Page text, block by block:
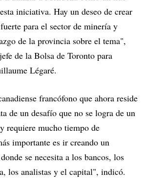
iniciativa. Hay un deseo de crear
para el sector de minería y
de la provincia sobre el tema",
de la Bolsa de Toronto para
Légaré.
francófono que ahora reside
de un desafío que no se logra de un
requiere mucho tiempo de
importante es ir creando un
se necesita a los bancos, los
los analistas y el capital", indicó.